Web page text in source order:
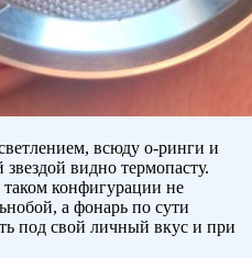
всюду о-ринги и
видно термопасту.
конфигурации не
а фонарь по сути
под свой личный вкус и при